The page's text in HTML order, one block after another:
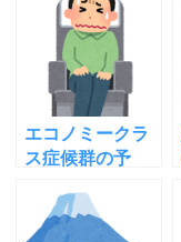
エコノミークラ
ス症候群の予
ないこと！する
べきこと